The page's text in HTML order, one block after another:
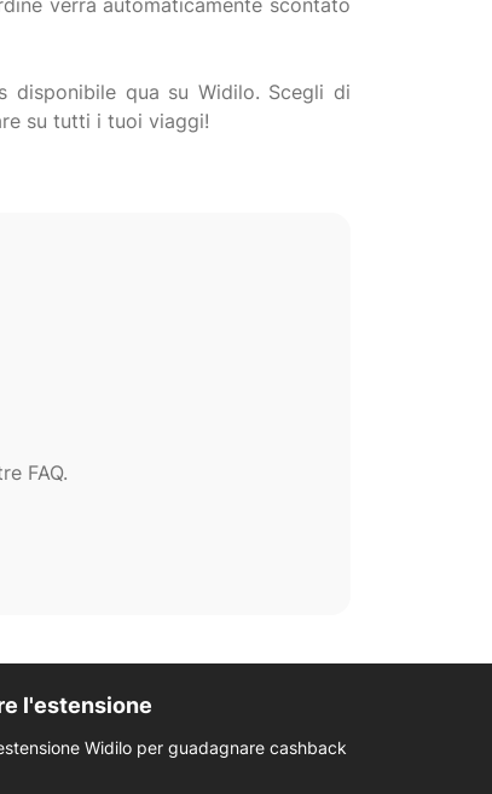
verrà automaticamente scontato
disponibile qua su Widilo. Scegli di
FAQ.
l'estensione
Widilo per guadagnare cashback